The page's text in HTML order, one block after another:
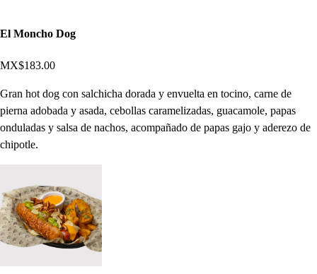
El Moncho Dog
MX$183.00
Gran hot dog con salchicha dorada y envuelta en tocino, carne de
pierna adobada y asada, cebollas caramelizadas, guacamole, papas
onduladas y salsa de nachos, acompañado de papas gajo y aderezo de
chipotle.